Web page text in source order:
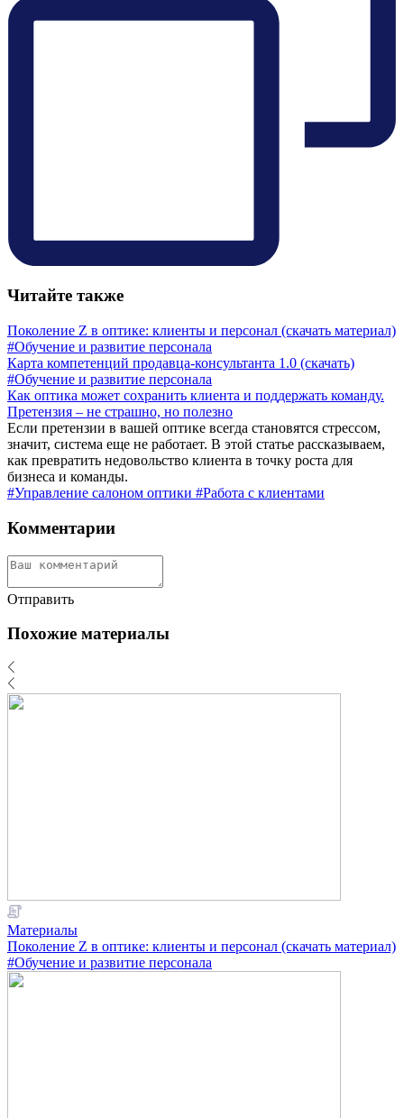
Читайте также
Поколение Z в оптике: клиенты и персонал (скачать материал)
#Обучение и развитие персонала
Карта компетенций продавца-консультанта 1.0 (скачать)
#Обучение и развитие персонала
Как оптика может сохранить клиента и поддержать команду.
Претензия – не страшно, но полезно
Если претензии в вашей оптике всегда становятся стрессом,
значит, система еще не работает. В этой статье рассказываем,
как превратить недовольство клиента в точку роста для
бизнеса и команды.
#Управление салоном оптики #Работа с клиентами
Комментарии
Отправить
Похожие материалы
Материалы
Поколение Z в оптике: клиенты и персонал (скачать материал)
#Обучение и развитие персонала